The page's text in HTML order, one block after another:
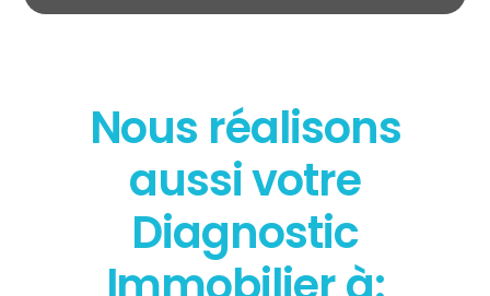
État des risques
POLLUTION
Nous réalisons
aussi votre
Diagnostic